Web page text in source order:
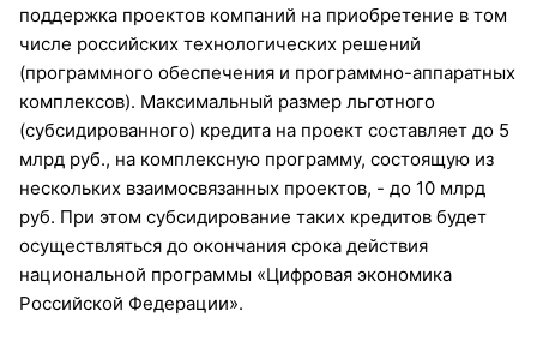
поддержка проектов компаний на приобретение в том
числе российских технологических решений
(программного обеспечения и программно-аппаратных
комплексов). Максимальный размер льготного
(субсидированного) кредита на проект составляет до 5
млрд руб., на комплексную программу, состоящую из
нескольких взаимосвязанных проектов, - до 10 млрд
руб. При этом субсидирование таких кредитов будет
осуществляться до окончания срока действия
национальной программы «Цифровая экономика
Российской Федерации».